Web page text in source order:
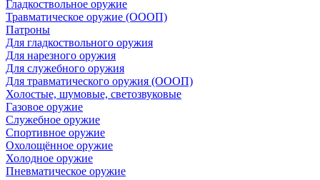
Гладкоствольное оружие
Травматическое оружие (ОООП)
Патроны
Для гладкоствольного оружия
Для нарезного оружия
Для служебного оружия
Для травматического оружия (ОООП)
Холостые, шумовые, светозвуковые
Газовое оружие
Служебное оружие
Спортивное оружие
Охолощённое оружие
Холодное оружие
Пневматическое оружие